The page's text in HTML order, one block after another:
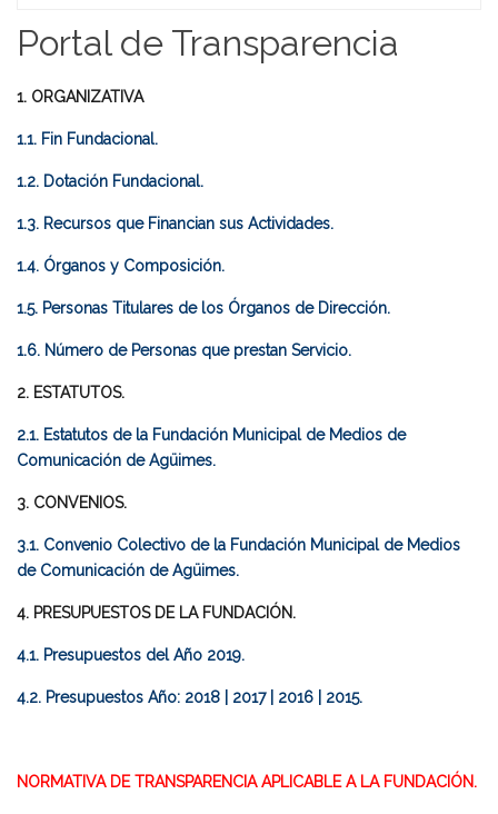
Portal de Transparencia
1. ORGANIZATIVA
1.1. Fin Fundacional.
1.2. Dotación Fundacional.
1.3. Recursos que Financian sus Actividades.
1.4. Órganos y Composición.
1.5. Personas Titulares de los Órganos de Dirección.
1.6. Número de Personas que prestan Servicio.
2. ESTATUTOS.
2.1. Estatutos de la Fundación Municipal de Medios de
Comunicación de Agüimes.
3. CONVENIOS.
3.1. Convenio Colectivo de la Fundación Municipal de Medios
de Comunicación de Agüimes.
4. PRESUPUESTOS DE LA FUNDACIÓN.
4.1. Presupuestos del Año 2019.
4.2. Presupuestos Año: 2018 2017| 2016 2015.
NORMATIVA DE TRANSPARENCIA APLICABLE A LA FUNDACIÓN.